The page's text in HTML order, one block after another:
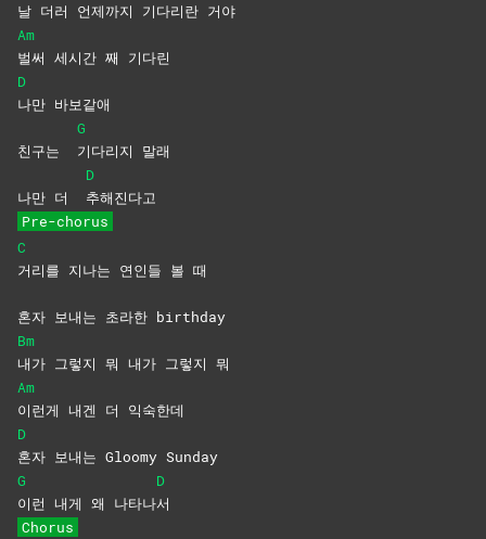
날 더러 언제까지 기다리란 거야
Am
벌써 세시간 째 기다린
D
나만 바보같애
친구는
G
기다리지 말래
나만 더
D
추해진다고
Pre-chorus
C
거리를 지나는 연인들 볼 때
혼자 보내는 초라한 birthday
Bm
내가 그렇지 뭐 내가 그렇지 뭐
Am
이런게 내겐 더 익숙한데
D
혼자 보내는 Gloomy Sunday
G
이런 내게 왜 나타나
D
서
Chorus